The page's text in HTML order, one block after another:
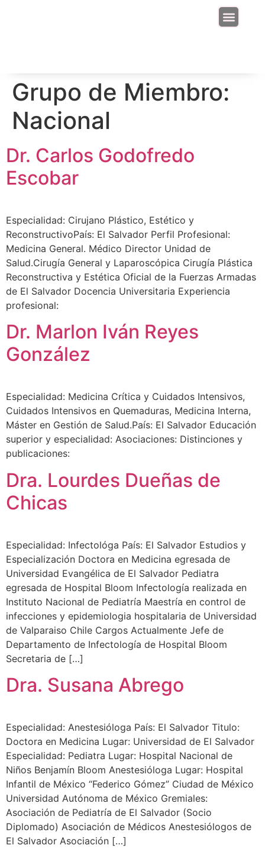
Grupo de Miembro:
Nacional
Dr. Carlos Godofredo
Escobar
Especialidad: Cirujano Plástico, Estético y
ReconstructivoPaís: El Salvador Perfil Profesional:
Medicina General. Médico Director Unidad de
Salud.Cirugía General y Laparoscópica Cirugía Plástica
Reconstructiva y Estética Oficial de la Fuerzas Armadas
de El Salvador Docencia Universitaria Experiencia
profesional:
Dr. Marlon Iván Reyes
González
Especialidad: Medicina Crítica y Cuidados Intensivos,
Cuidados Intensivos en Quemaduras, Medicina Interna,
Máster en Gestión de Salud.País: El Salvador Educación
superior y especialidad: Asociaciones: Distinciones y
publicaciones:
Dra. Lourdes Dueñas de
Chicas
Especialidad: Infectológa País: El Salvador Estudios y
Especialización Doctora en Medicina egresada de
Universidad Evangélica de El Salvador Pediatra
egresada de Hospital Bloom Infectología realizada en
Instituto Nacional de Pediatría Maestría en control de
infecciones y epidemiologia hospitalaria de Universidad
de Valparaiso Chile Cargos Actualmente Jefe de
Departamento de Infectología de Hospital Bloom
Secretaria de […]
Dra. Susana Abrego
Especialidad: Anestesióloga País: El Salvador Titulo:
Doctora en Medicina Lugar: Universidad de El Salvador
Especialidad: Pediatra Lugar: Hospital Nacional de
Niños Benjamín Bloom Anestesióloga Lugar: Hospital
Infantil de México “Federico Gómez” Ciudad de México
Universidad Autónoma de México Gremiales:
Asociación de Pediatría de El Salvador (Socio
Diplomado) Asociación de Médicos Anestesiólogos de
El Salvador Asociación […]